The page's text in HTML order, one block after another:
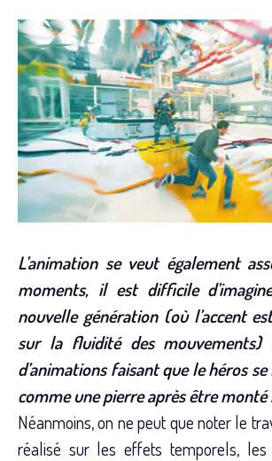
L’animation se veut également
moments, il est difficile
nouvelle génération (où l’accent
sur la fluidité des mouvements)
d’animations faisant que le héros
comme une pierre après être monté
Néanmoins, on ne peut que noter le
réalisé sur les effets temporels, les